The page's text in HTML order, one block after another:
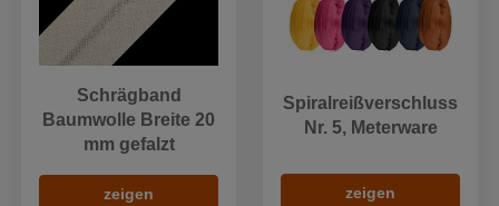
Schrägband
Baumwolle Breite 20
mm gefalzt
zeigen
Spiralreißverschluss
Nr. 5, Meterware
zeigen